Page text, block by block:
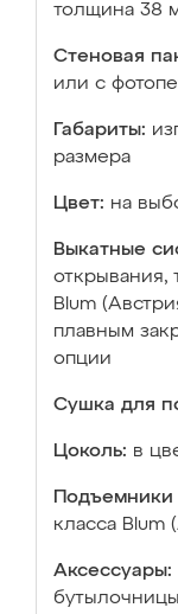
толщина 38
Стеновая
или с
Габариты:
размера
Цвет: на
Выкатные
открывания,
Blum
плавным
опции
Сушка для
Цоколь: в
Подъемники
класса Blum
Аксессуары: